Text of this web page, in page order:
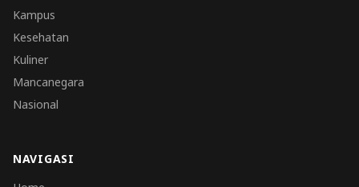
Kampus
Kesehatan
Kuliner
Mancanegara
Nasional
NAVIGASI